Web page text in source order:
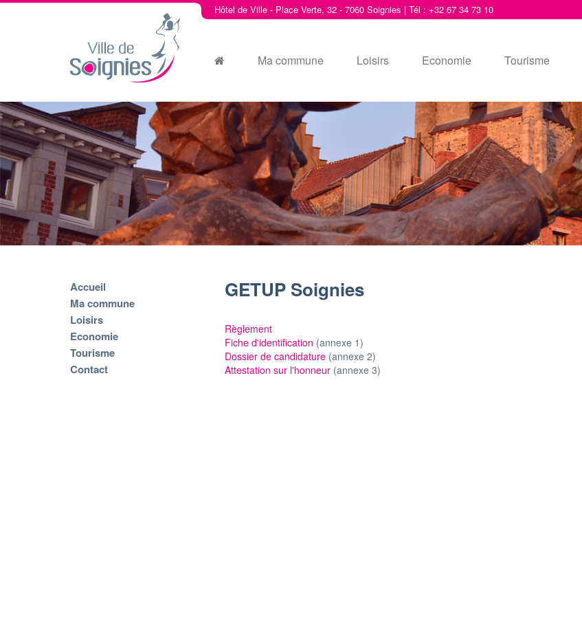
Hôtel de Ville - Place Verte, 32 - 7060 Soignies | Tél : +32 67 34 73 10
Ma commune Loisirs Economie Tourisme
Accueil
Ma commune
Loisirs
Economie
Tourisme
Contact
GETUP Soignies
Règlement
Fiche d'identification (annexe 1)
Dossier de candidature (annexe 2)
Attestation sur l'honneur (annexe 3)